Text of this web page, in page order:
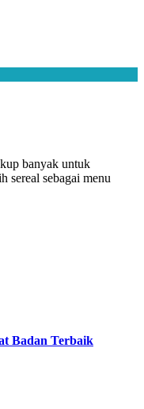
banyak untuk
sereal sebagai menu
Badan Terbaik